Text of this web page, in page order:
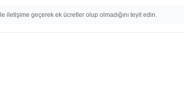
iletişime geçerek ek ücretler olup olmadığını teyit edin.